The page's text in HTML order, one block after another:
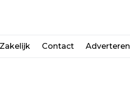
Zakelijk Contact Adverteren